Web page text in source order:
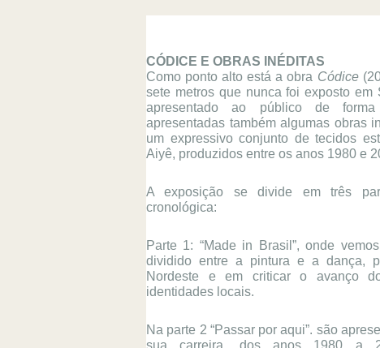
CÓDICE E OBRAS INÉDITAS
Como ponto alto está a obra Códice
sete metros que nunca foi exposto
apresentado ao público de
apresentadas também algumas obras
um expressivo conjunto de tecidos
Aiyê, produzidos entre os anos 1980 e
A exposição se divide em três
cronológica:
Parte 1: “Made in Brasil”, onde
dividido entre a pintura e a dança,
Nordeste e em criticar o avanço
identidades locais.
Na parte 2 “Passar por aqui”. são
sua carreira, dos anos 1980 a